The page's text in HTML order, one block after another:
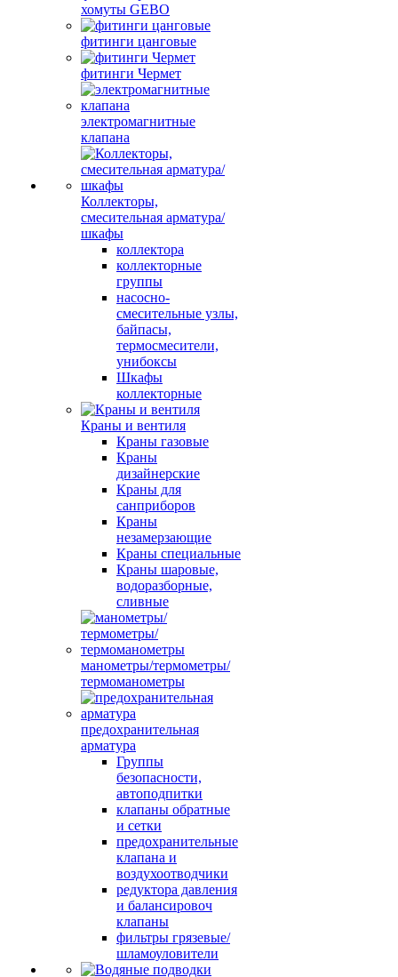
хомуты GEBO
фитинги цанговые
фитинги Чермет
электромагнитные
клапана
Коллекторы,
смесительная арматура/
шкафы
коллектора
коллекторные
группы
насосно-
смесительные узлы,
байпасы,
термосмесители,
унибоксы
Шкафы
коллекторные
Краны и вентиля
Краны газовые
Краны
дизайнерские
Краны для
санприборов
Краны
незамерзающие
Краны специальные
Краны шаровые,
водоразборные,
сливные
манометры/термометры/
термоманометры
предохранительная
арматура
Группы
безопасности,
автоподпитки
клапаны обратные
и сетки
предохранительные
клапана и
воздухоотводчики
редуктора давления
и балансировоч
клапаны
фильтры грязевые/
шламоуловители